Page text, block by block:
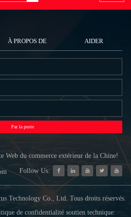
À PROPOS DE
NOUS
AIDER
Par la poste
Web du commerce extérieur de la Chine!
Follow Us:
Technology Co., Ltd. Tous droits réservés.
de confidentialité soutien technique: